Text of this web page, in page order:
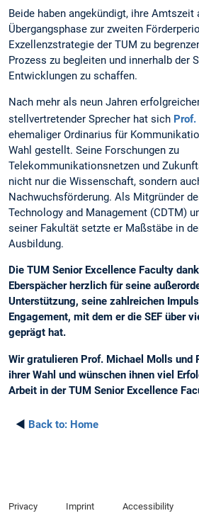
Beide haben angekündigt, ihre Amtszeit
Übergangsphase zur zweiten
Exzellenzstrategie der TUM zu
Prozess zu begleiten und innerhalb der
Entwicklungen zu schaffen.
Nach mehr als neun Jahren
stellvertretender Sprecher hat sich Prof.
ehemaliger Ordinarius für
Wahl gestellt. Seine Forschungen zu
Telekommunikationsnetzen und
nicht nur die Wissenschaft, sondern
Nachwuchsförderung. Als Mitgründer
Technology and Management (CDTM)
seiner Fakultät setzte er Maßstäbe in
Ausbildung.
Die TUM Senior Excellence Faculty
Eberspächer herzlich für seine
Unterstützung, seine zahlreichen
Engagement, mit dem er die SEF über
geprägt hat.
Wir gratulieren Prof. Michael Molls und
ihrer Wahl und wünschen ihnen viel
Arbeit in der TUM Senior Excellence
◄ Back to: Home
Privacy Imprint Accessibility